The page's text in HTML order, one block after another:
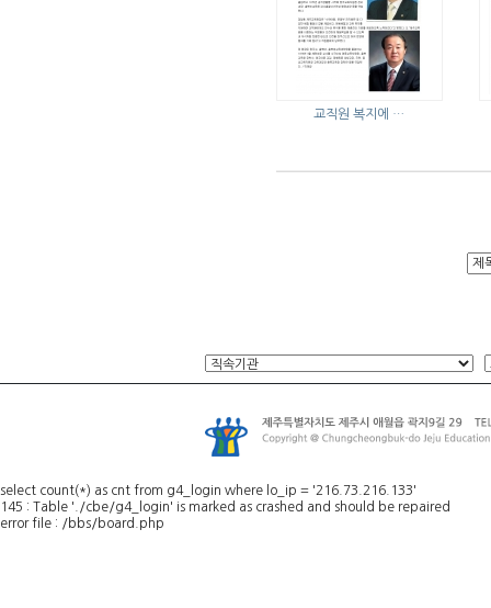
교직원 복지에 …
select count(*) as cnt from g4_login where lo_ip = '216.73.216.133'
145 : Table './cbe/g4_login' is marked as crashed and should be repaired
error file : /bbs/board.php